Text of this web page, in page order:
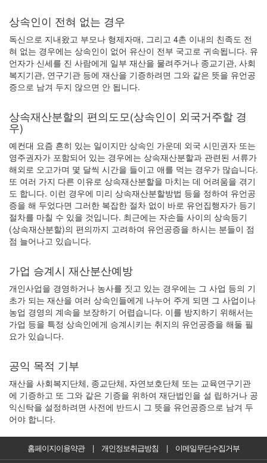
상속인이 전혀 없는 경우
독신으로 지내왔고 부모나 형제자매, 그리고 4촌 이내의 친족도 전
혀 없는 경우에는 상속인이 없어 유산이 전부 국고로 귀속됩니다. 유
언자가 신세를 진 사람에게 일부 재산을 물려주거나 종교기관, 사회
복지기관, 연구기관 등에 재산을 기증하려면 그와 같은 뜻을 유언공
증으로 남겨 두지 않으면 안 됩니다.
상속재산분할의 편의도모(상속인이 외국거주할 경
우)
예컨대 요즘 흔히 있는 일이지만 상속인 가운데 외국 시민권자 또는
영주권자가 포함되어 있는 경우에는 상속재산분할과 관련된 서류가
해외로 오고가며 몇 달씩 시간을 들이고 애를 먹는 경우가 많습니다.
또 여러 가지 다른 이유로 상속재산분할을 마치는 데 어려움을 겪기
도 합니다. 이런 경우에 미리 상속재산분할방법 등을 정하여 유언공
증을 해 두었다면 그러한 복잡한 절차 없이 바로 유언집행자가 등기
절차를 마칠 수 있을 것입니다. 최근에는 자손들 사이의 상속등기
(상속재산분할)의 편의까지 고려하여 유언공증을 하시는 분들이 점
점 늘어나고 있습니다.
가업 승계시 재산분산예방
개인사업을 경영하거나 농사를 짓고 있는 경우에는 그 사업 등의 기
초가 되는 재산을 여러 상속인들에게 나누어 주게 되면 그 사업이나
농업 경영의 계속을 보장하기 어렵습니다. 이를 방지하기 위해서는
가업 등을 특정 상속인에게 승계시키는 취지의 유언공증을 해둘 필
요가 있습니다.
공익 목적 기부
재산을 사회복지단체, 종교단체, 자연보호단체 또는 교육연구기관
에 기증하고 또 그와 같은 기증을 위하여 재단법인을 설 립하거나 공
익신탁을 설정하려면 사전에 반드시 그 뜻을 유언공증으로 남겨 두
어야 합니다.
홈페이지이용약관 | 개인정보취급방침 | 이메일무단수집거부